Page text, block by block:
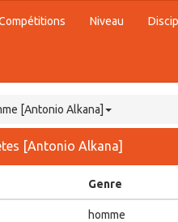
Niveau
[Antonio Alkana]
[Antonio Alkana]
Genre
homme